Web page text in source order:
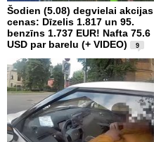
Šodien (5.08) degvielai akcijas
cenas: Dīzelis 1.817 un 95.
benzīns 1.737 EUR! Nafta 75.6
USD par barelu (+ VIDEO)
9